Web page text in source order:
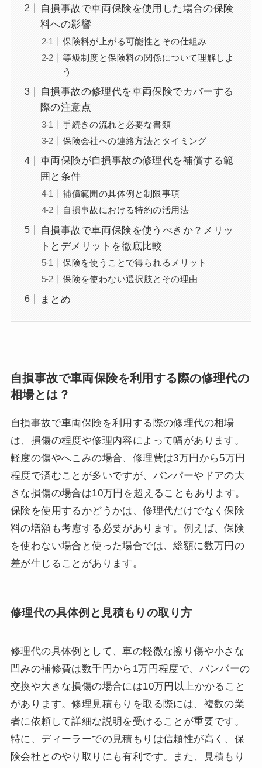
自損事故で車両保険を使用した場合の保険
料への影響
保険料が上がる可能性とその仕組み
等級制度と保険料の関係について理解しよ
う
自損事故の修理代を車両保険でカバーする
際の注意点
手続きの流れと必要な書類
保険会社への連絡方法とタイミング
車両保険が自損事故の修理代を補償する範
囲と条件
補償範囲の具体例と制限事項
自損事故における特約の活用法
自損事故で車両保険を使うべきか？メリッ
トとデメリットを徹底比較
保険を使うことで得られるメリット
保険を使わない選択肢とその理由
まとめ
自損事故で車両保険を利用する際の修理代の
相場とは？
自損事故で車両保険を利用する際の修理代の相場
は、損傷の程度や修理内容によって幅があります。
軽度の傷やへこみの場合、修理費は3万円から5万円
程度で済むことが多いですが、バンパーやドアの大
きな損傷の場合は10万円を超えることもあります。
保険を使用するかどうかは、修理代だけでなく保険
料の増額も考慮する必要があります。例えば、保険
を使わない場合と使った場合では、総額に数万円の
差が生じることがあります。
修理代の具体例と見積もりの取り方
修理代の具体例として、車の軽微な擦り傷や小さな
凹みの補修費は数千円から1万円程度で、バンパーの
交換や大きな損傷の場合には10万円以上かかること
があります。修理見積もりを取る際には、複数の業
者に依頼して詳細な説明を受けることが重要です。
特に、ディーラーでの見積もりは信頼性が高く、保
険会社とのやり取りにも有利です。また、見積もり